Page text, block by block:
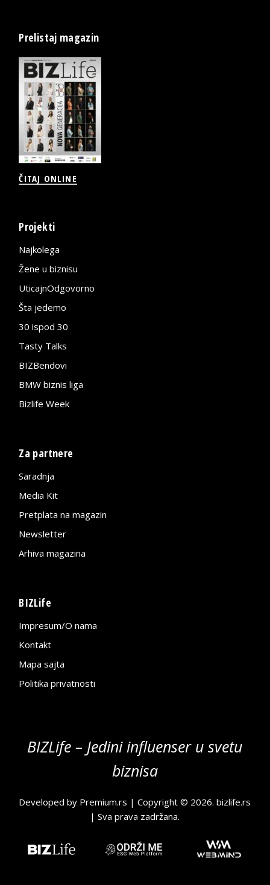
Prelistaj magazin
ČITAJ ONLINE
Projekti
Najkolega
Žene u biznisu
UticajnOdgovorno
Šta jedemo
30 ispod 30
Tasty Talks
BIZBendovi
BMW biznis liga
Bizlife Week
Za partnere
Saradnja
Media Kit
Pretplata na magazin
Newsletter
Arhiva magazina
BIZLife
Impresum/O nama
Kontakt
Mapa sajta
Politika privatnosti
BIZLife – Jedini influenser u svetu
biznisa
Developed by Premium.rs | Copyright © 2026.bizlife.rs
| Sva prava zadržana.